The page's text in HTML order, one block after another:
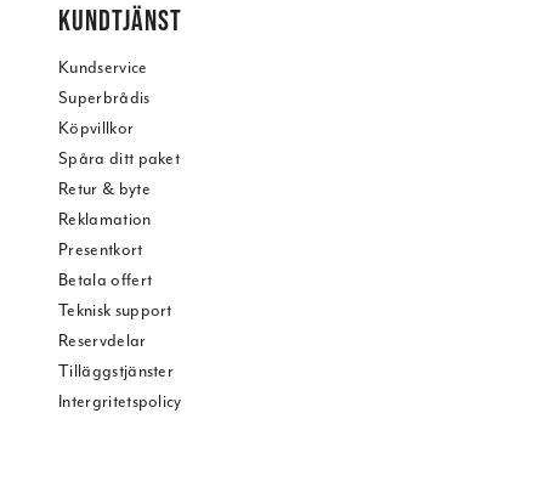
KUNDTJÄNST
Kundservice
Superbrådis
Köpvillkor
Spåra ditt paket
Retur & byte
Reklamation
Presentkort
Betala offert
Teknisk support
Reservdelar
Tilläggstjänster
Intergritetspolicy